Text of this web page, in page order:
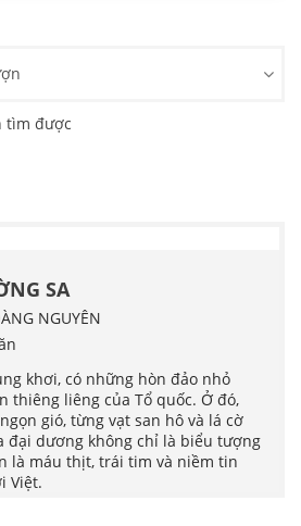
tìm được
SA
NGUYÊN
khơi, có những hòn đảo nhỏ
thiêng liêng của Tổ quốc. Ở đó,
gió, từng vạt san hô và lá cờ
đại dương không chỉ là biểu tượng
là máu thịt, trái tim và niềm tin
Việt.